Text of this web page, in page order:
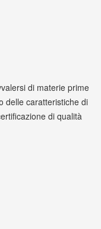
di materie prime
delle caratteristiche di
di qualità